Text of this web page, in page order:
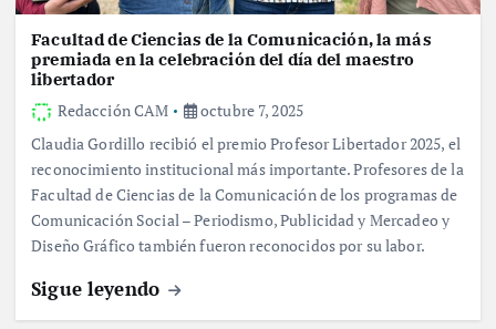
Facultad de Ciencias de la Comunicación, la más
premiada en la celebración del día del maestro
libertador
Redacción CAM
octubre 7, 2025
Claudia Gordillo recibió el premio Profesor Libertador 2025, el
reconocimiento institucional más importante. Profesores de la
Facultad de Ciencias de la Comunicación de los programas de
Comunicación Social – Periodismo, Publicidad y Mercadeo y
Diseño Gráfico también fueron reconocidos por su labor.
Sigue leyendo